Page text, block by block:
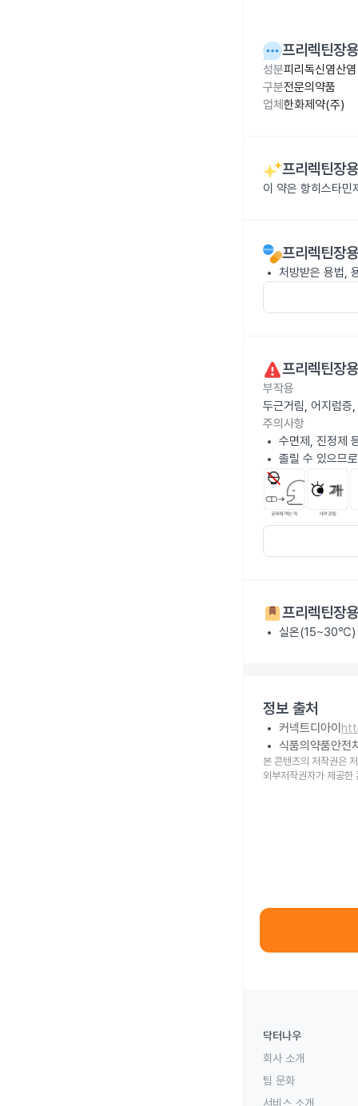
프리렉틴장
성분피리독신염산
구분전문의약품
업체 한화제약(주)
프리렉틴장
이 약은 항히스타민
프리렉틴장
처방받은 용법,
프리렉틴장
부작용
두근거림, 어지럼증
주의사항
수면제, 진정제
졸릴 수 있으므
프리렉틴장
실온(15~30℃)
정보 출처
커넥트디아이
식품의약품안전
본 콘텐츠의 저작권은
외부저작권자가 제공한
닥터나우
회사 소개
팀 문화
서비스 소개